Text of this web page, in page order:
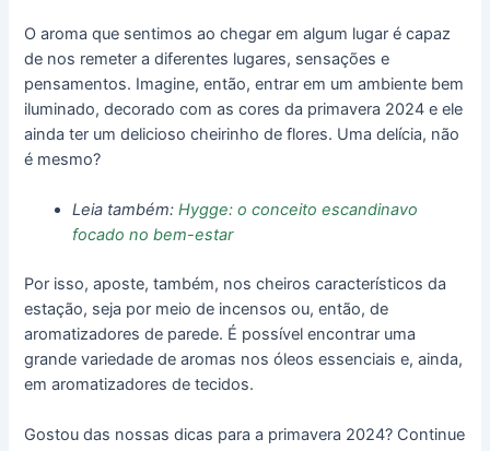
O aroma que sentimos ao chegar em algum lugar é capaz
de nos remeter a diferentes lugares, sensações e
pensamentos. Imagine, então, entrar em um ambiente bem
iluminado, decorado com as cores da primavera 2024 e ele
ainda ter um delicioso cheirinho de flores. Uma delícia, não
é mesmo?
Leia também:Hygge: o conceito escandinavo
focado no bem-estar
Por isso, aposte, também, nos cheiros característicos da
estação, seja por meio de incensos ou, então, de
aromatizadores de parede. É possível encontrar uma
grande variedade de aromas nos óleos essenciais e, ainda,
em aromatizadores de tecidos.
Gostou das nossas dicas para a primavera 2024? Continue